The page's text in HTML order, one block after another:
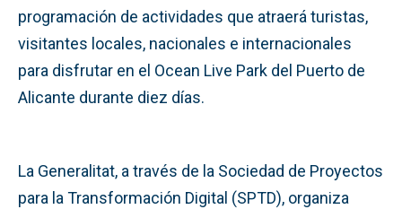
programación de actividades que atraerá turistas,
visitantes locales, nacionales e internacionales
para disfrutar en el Ocean Live Park del Puerto de
Alicante durante diez días.
La Generalitat, a través de la Sociedad de Proyectos
para la Transformación Digital (SPTD), organiza